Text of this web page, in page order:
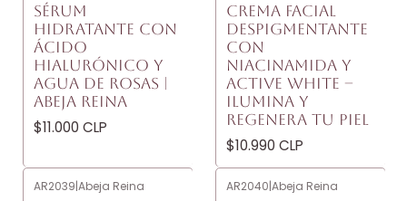
SÉRUM
HIDRATANTE CON
ÁCIDO
HIALURÓNICO Y
AGUA DE ROSAS |
ABEJA REINA
$11.000 CLP
CREMA FACIAL
DESPIGMENTANTE
CON
NIACINAMIDA Y
ACTIVE WHITE –
ILUMINA Y
REGENERA TU PIEL
$10.990 CLP
AR2039|Abeja Reina AR2040|Abeja Reina